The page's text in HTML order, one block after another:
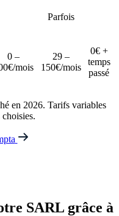
Parfois
0 –
mois
29 –
150€/mois
0€ +
temps
passé
en 2026. Tarifs variables
SARL grâce à